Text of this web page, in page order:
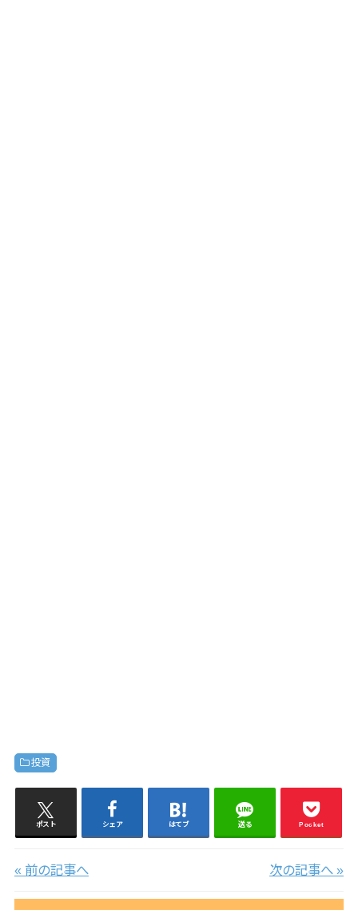
投資
ポスト シェア はてブ 送る Pocket
« 前の記事へ 次の記事へ »